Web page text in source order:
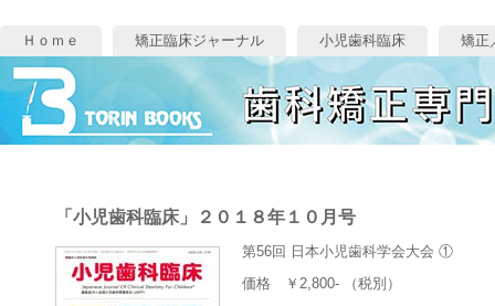
Ｈｏｍｅ 矯正臨床ジャーナル 小児歯科臨床 矯正
「小児歯科臨床」２０１８年１０月号
第56回 日本小児歯科学会大会 ①
価格 ￥2,800- （税別）